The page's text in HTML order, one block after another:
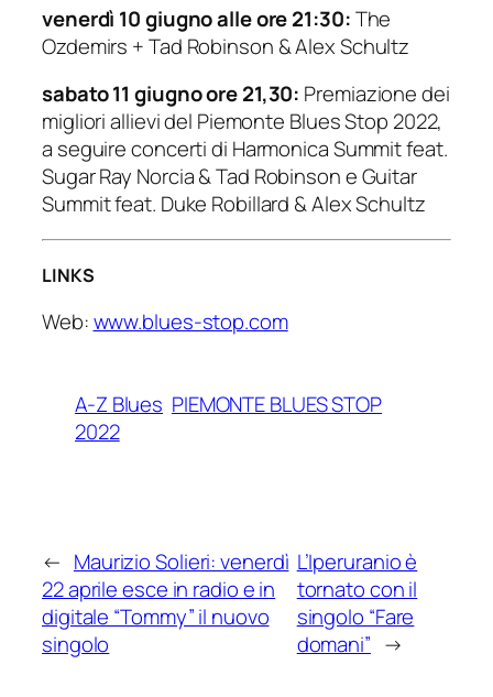
venerdì 10 giugno alle ore 21:30:The
Ozdemirs + Tad Robinson & Alex Schultz
sabato 11 giugno ore 21,30: Premiazione dei
migliori allievi del Piemonte Blues Stop 2022,
a seguire concerti di Harmonica Summit feat.
Sugar Ray Norcia & Tad Robinson e Guitar
Summit feat. Duke Robillard & Alex Schultz
LINKS
Web:www.blues-stop.com
A-Z Blues PIEMONTE BLUES STOP
2022
← Maurizio Solieri: venerdì
22 aprile esce in radio e in
digitale “Tommy” il nuovo
singolo
L’Iperuranio è
tornato con il
singolo “Fare
domani” →